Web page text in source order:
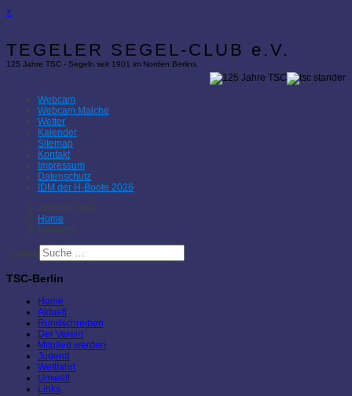
×
TEGELER SEGEL-CLUB e.V.
125 Jahre TSC - Segeln seit 1901 im Norden Berlins
Webcam
Webcam Malche
Wetter
Kalender
Sitemap
Kontakt
Impressum
Datenschutz
IDM der H-Boote 2026
Aktuelle Seite:
Home
Kalender
Suchen
TSC-Berlin
Home
Aktuell
Rundschreiben
Der Verein
Mitglied werden
Jugend
Wettfahrt
Umwelt
Links